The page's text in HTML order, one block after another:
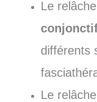
Le
différents
Le